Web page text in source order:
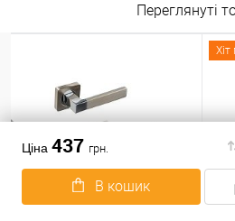
Ціна 437 грн.
В кошик
Переглянуті
Ручки на розеті GAVROCHE